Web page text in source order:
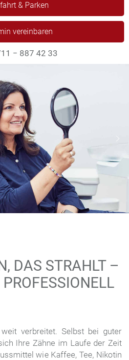
& Parken
vereinbaren
− 887 42 33
DAS STRAHLT –
verbreitet. Selbst bei guter
Ihre Zähne im Laufe der Zeit
wie Kaffee, Tee, Nikotin